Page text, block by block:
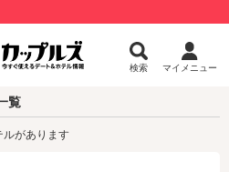
検索 マイメニュー
覧
ルがあります